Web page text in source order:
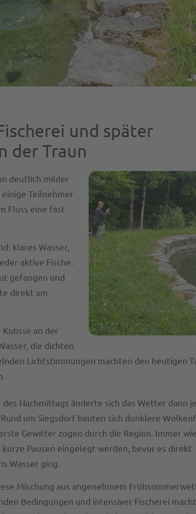
und später
der Traun
deutlich milder
Teilnehmer
Fluss eine fast
klares Wasser,
aktive Fische.
gefangen und
direkt am
an der
die dichten
Lichtstimmungen machten den heutigen
des Nachmittags änderte sich das Wetter dann
um Siegsdorf bauten sich dunklere
Gewitter zogen durch die Region. Immer
kurze Pausen eingelegt werden, bevor es direkt
Wasser ging.
Mischung aus angenehmem
Bedingungen und intensiver Fischerei